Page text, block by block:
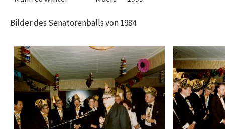
Bilder des Senatorenballs von 1984